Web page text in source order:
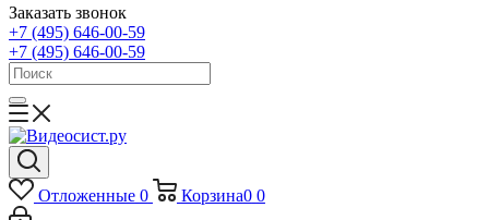
Заказать звонок
+7 (495) 646-00-59
+7 (495) 646-00-59
Отложенные 0 Корзина0 0